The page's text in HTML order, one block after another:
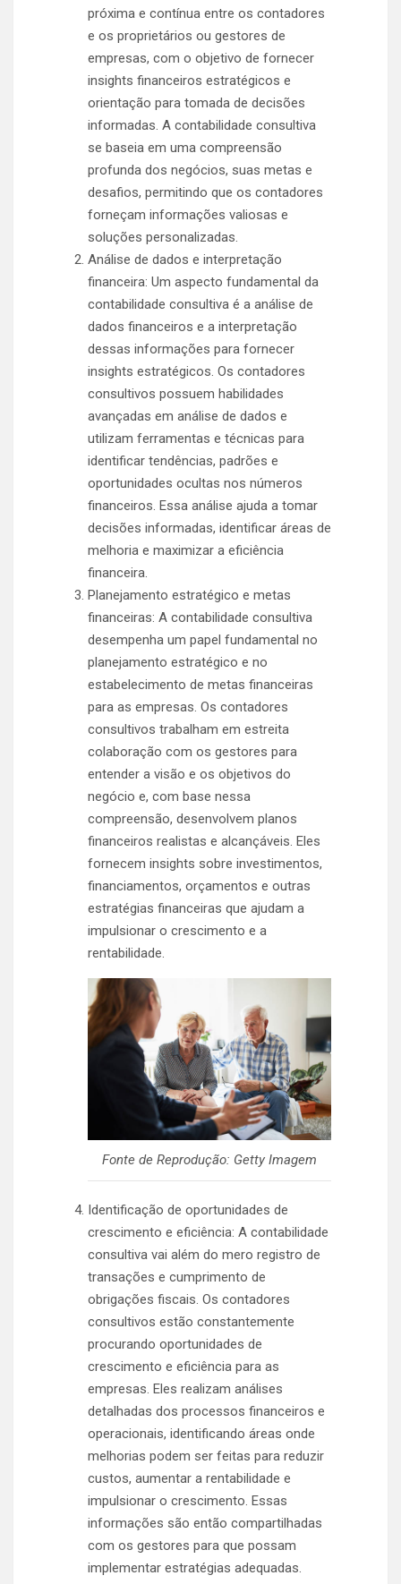
próxima e contínua entre os contadores
e os proprietários ou gestores de
empresas, com o objetivo de fornecer
insights financeiros estratégicos e
orientação para tomada de decisões
informadas. A contabilidade consultiva
se baseia em uma compreensão
profunda dos negócios, suas metas e
desafios, permitindo que os contadores
forneçam informações valiosas e
soluções personalizadas.
Análise de dados e interpretação
financeira: Um aspecto fundamental da
contabilidade consultiva é a análise de
dados financeiros e a interpretação
dessas informações para fornecer
insights estratégicos. Os contadores
consultivos possuem habilidades
avançadas em análise de dados e
utilizam ferramentas e técnicas para
identificar tendências, padrões e
oportunidades ocultas nos números
financeiros. Essa análise ajuda a tomar
decisões informadas, identificar áreas de
melhoria e maximizar a eficiência
financeira.
Planejamento estratégico e metas
financeiras: A contabilidade consultiva
desempenha um papel fundamental no
planejamento estratégico e no
estabelecimento de metas financeiras
para as empresas. Os contadores
consultivos trabalham em estreita
colaboração com os gestores para
entender a visão e os objetivos do
negócio e, com base nessa
compreensão, desenvolvem planos
financeiros realistas e alcançáveis. Eles
fornecem insights sobre investimentos,
financiamentos, orçamentos e outras
estratégias financeiras que ajudam a
impulsionar o crescimento e a
rentabilidade.
Fonte de Reprodução: Getty Imagem
Identificação de oportunidades de
crescimento e eficiência: A contabilidade
consultiva vai além do mero registro de
transações e cumprimento de
obrigações fiscais. Os contadores
consultivos estão constantemente
procurando oportunidades de
crescimento e eficiência para as
empresas. Eles realizam análises
detalhadas dos processos financeiros e
operacionais, identificando áreas onde
melhorias podem ser feitas para reduzir
custos, aumentar a rentabilidade e
impulsionar o crescimento. Essas
informações são então compartilhadas
com os gestores para que possam
implementar estratégias adequadas.